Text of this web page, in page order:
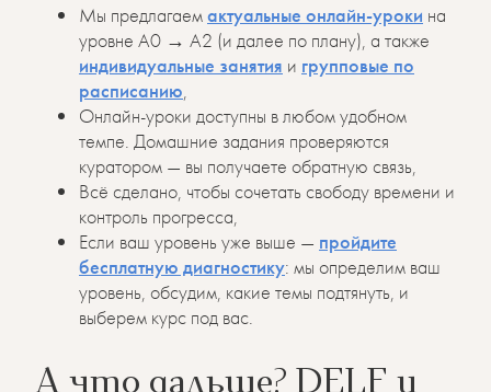
Мы предлагаемактуальные онлайн-уроки на
уровне A0 → A2 (и далее по плану), а также
индивидуальные занятия и групповые по
расписанию,
Онлайн-уроки доступны в любом удобном
темпе. Домашние задания проверяются
куратором — вы получаете обратную связь,
Всё сделано, чтобы сочетать свободу времени и
контроль прогресса,
Если ваш уровень уже выше — пройдите
бесплатную диагностику: мы определим ваш
уровень, обсудим, какие темы подтянуть, и
выберем курс под вас.